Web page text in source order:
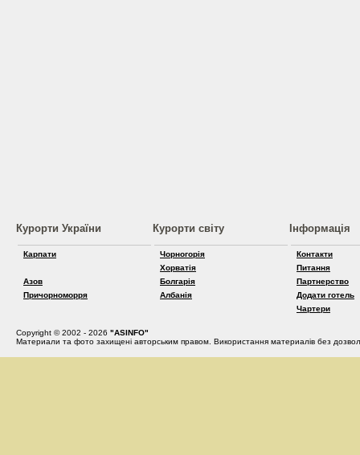
Курорти України
Карпати
Азов
Причорноморря
Курорти світу
Чорногорія
Хорватія
Болгарія
Албанія
Інформація
Контакти
Питання
Партнерство
Додати готель
Чартери
Copyright © 2002 - 2026 "ASINFO"
Материали та фото захищені авторським правом. Використання материалів без